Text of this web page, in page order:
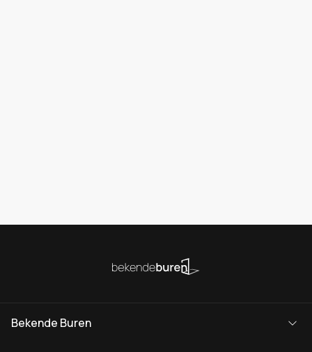
Bekende Buren